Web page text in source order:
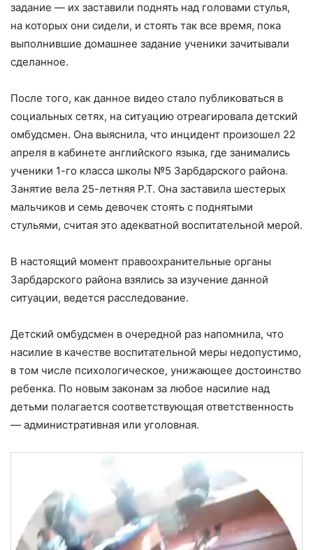
задание — их заставили поднять над головами стулья,
на которых они сидели, и стоять так все время, пока
выполнившие домашнее задание ученики зачитывали
сделанное.
После того, как данное видео стало публиковаться в
социальных сетях, на ситуацию отреагировала детский
омбудсмен. Она выяснила, что инцидент произошел 22
апреля в кабинете английского языка, где занимались
ученики 1-го класса школы №5 Зарбдарского района.
Занятие вела 25-летняя Р.Т. Она заставила шестерых
мальчиков и семь девочек стоять с поднятыми
стульями, считая это адекватной воспитательной мерой.
В настоящий момент правоохранительные органы
Зарбдарского района взялись за изучение данной
ситуации, ведется расследование.
Детский омбудсмен в очередной раз напомнила, что
насилие в качестве воспитательной меры недопустимо,
в том числе психологическое, унижающее достоинство
ребенка. По новым законам за любое насилие над
детьми полагается соответствующая ответственность
— административная или уголовная.